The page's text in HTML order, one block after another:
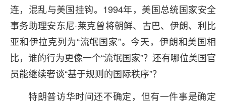
连，混乱与美国挂钩。1994年，美国总统国家安全
事务助理安东尼·莱克曾将朝鲜、古巴、伊朗、利比
亚和伊拉克列为“流氓国家”。今天，伊朗和美国相
比，谁的行为更像一个“流氓国家”？还有哪位美国官
员能继续奢谈“基于规则的国际秩序”？
特朗普访华时间还不确定，但有一件事是确定